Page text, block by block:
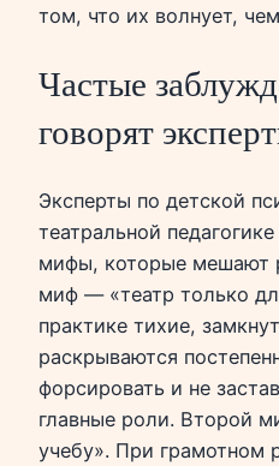
том, что их волнует,
Частые
говорят
Эксперты по детской
театральной
мифы, которые мешают
миф — «театр только
практике тихие,
раскрываются
форсировать и не
главные роли. Второй
учебу». При грамотном